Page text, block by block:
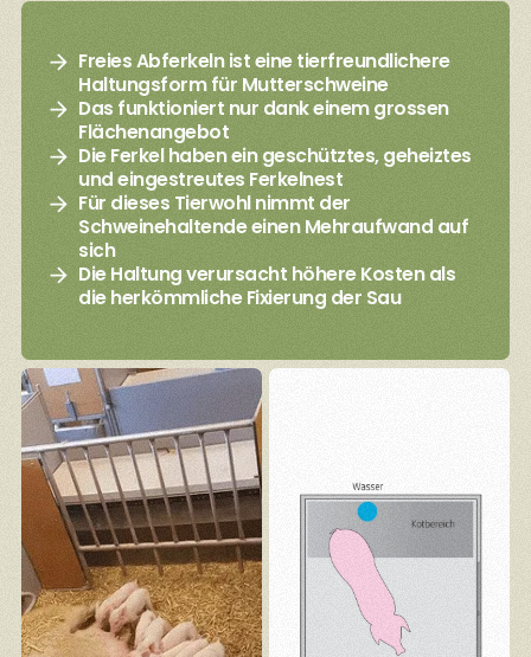
Freies Abferkeln ist eine tierfreundlichere
Haltungsform für Mutterschweine
Das funktioniert nur dank einem grossen
Flächenangebot
Die Ferkel haben ein geschütztes, geheiztes
und eingestreutes Ferkelnest
Für dieses Tierwohl nimmt der
Schweinehaltende einen Mehraufwand auf
sich
Die Haltung verursacht höhere Kosten als
die herkömmliche Fixierung der Sau